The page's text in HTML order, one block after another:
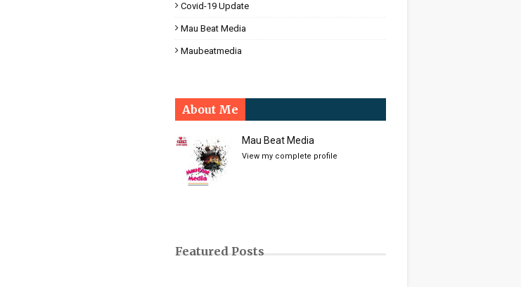
Covid-19 Update
Mau Beat Media
Maubeatmedia
About Me
Mau Beat Media
View my complete profile
Featured Posts